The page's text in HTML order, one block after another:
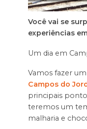
Você vai se
experiências
Um dia em
Vamos fazer um
Campos do
principais
teremos um
malharia e